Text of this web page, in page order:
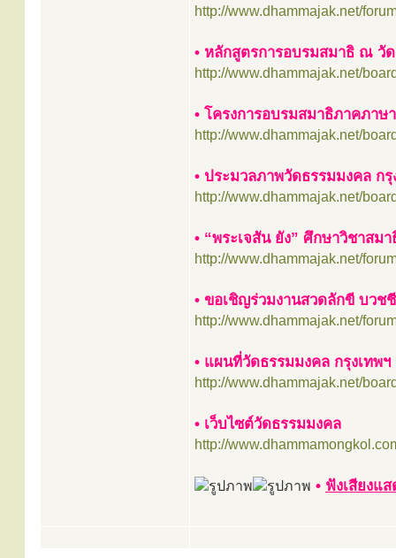
http://www.dhammajak.net/
• หลักสูตรการอบรมสมาธิ ณ วั
http://www.dhammajak.net/
• โครงการอบรมสมาธิภาคภา
http://www.dhammajak.net/
• ประมวลภาพวัดธรรมมงคล กรุ
http://www.dhammajak.net/
• “พระเจสัน ยัง” ศึกษาวิชาส
http://www.dhammajak.net/
• ขอเชิญร่วมงานสวดลักขี บว
http://www.dhammajak.net/
• แผนที่วัดธรรมมงคล กรุงเทพฯ
http://www.dhammajak.net/
• เว็บไซต์วัดธรรมมงคล
http://
• ฟังเสียงแ